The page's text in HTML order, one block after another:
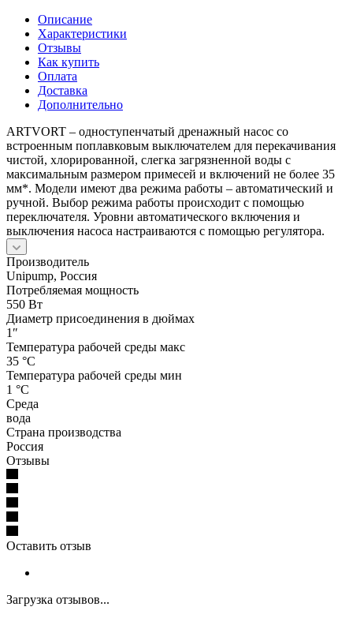
Описание
Характеристики
Отзывы
Как купить
Оплата
Доставка
Дополнительно
ARTVORT – одноступенчатый дренажный насос со
встроенным поплавковым выключателем для перекачивания
чистой, хлорированной, слегка загрязненной воды с
максимальным размером примесей и включений не более 35
мм*. Модели имеют два режима работы – автоматический и
ручной. Выбор режима работы происходит с помощью
переключателя. Уровни автоматического включения и
выключения насоса настраиваются с помощью регулятора.
Производитель
Unipump, Россия
Потребляемая мощность
550 Вт
Диаметр присоединения в дюймах
1″
Температура рабочей среды макс
35 °С
Температура рабочей среды мин
1 °С
Среда
вода
Страна производства
Россия
Отзывы
Оставить отзыв
Загрузка отзывов...